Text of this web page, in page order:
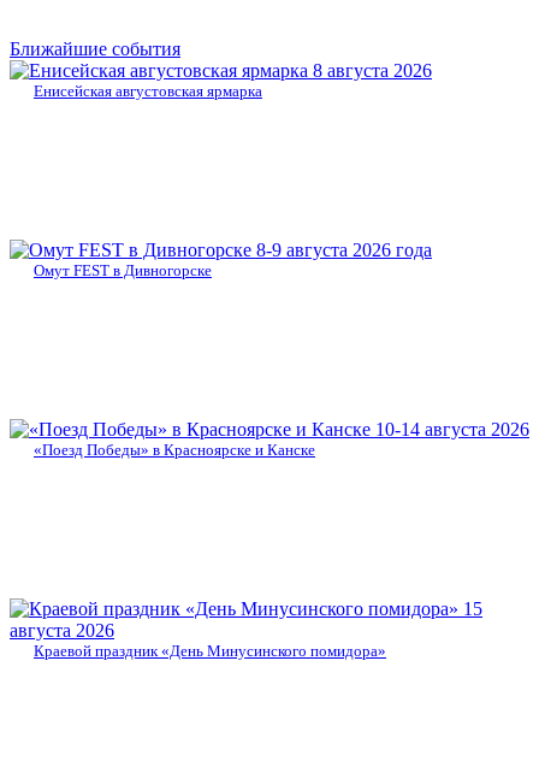
Ближайшие события
8 августа 2026
Енисейская августовская ярмарка
8-9 августа 2026 года
Омут FEST в Дивногорске
10-14 августа 2026
«Поезд Победы» в Красноярске и Канске
15
августа 2026
Краевой праздник «День Минусинского помидора»